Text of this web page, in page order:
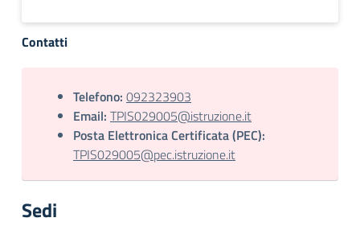
Contatti
Telefono: 092323903
Email: TPIS029005@istruzione.it
Posta Elettronica Certificata (PEC):
TPIS029005@pec.istruzione.it
Sedi